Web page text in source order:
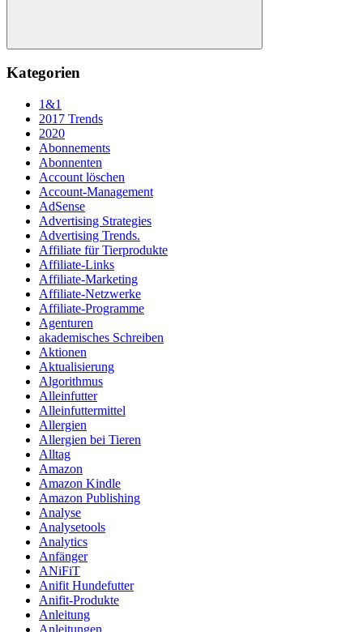
Suchen
Kategorien
1&1
2017 Trends
2020
Abonnements
Abonnenten
Account löschen
Account-Management
AdSense
Advertising Strategies
Advertising Trends.
Affiliate für Tierprodukte
Affiliate-Links
Affiliate-Marketing
Affiliate-Netzwerke
Affiliate-Programme
Agenturen
akademisches Schreiben
Aktionen
Aktualisierung
Algorithmus
Alleinfutter
Alleinfuttermittel
Allergien
Allergien bei Tieren
Alltag
Amazon
Amazon Kindle
Amazon Publishing
Analyse
Analysetools
Analytics
Anfänger
ANiFiT
Anifit Hundefutter
Anifit-Produkte
Anleitung
Anleitungen